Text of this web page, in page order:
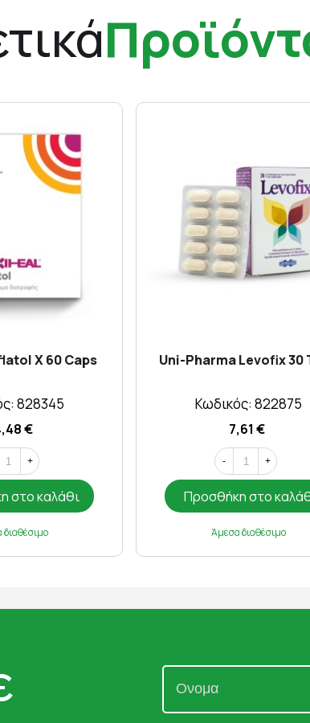
X 60 Caps
828345
€
+
στο καλάθι
Uni-Pharma Levofix 30
Κωδικός: 822875
7,61 €
- +
Προσθήκη στο
Άμεσα διαθέσιμο